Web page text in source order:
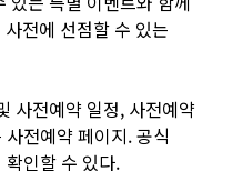
전에 선점할 수 있는
사전예약 일정, 사전예약
사전예약 페이지.공식
확인할 수 있다.